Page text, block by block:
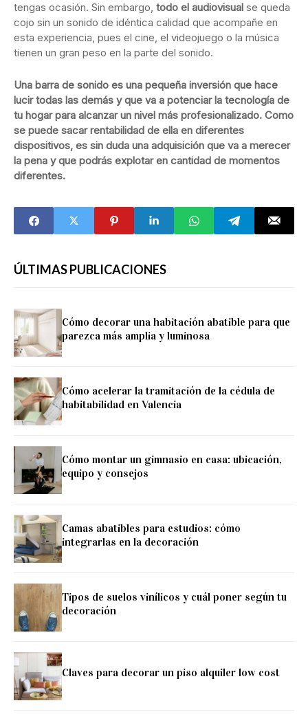
tengas ocasión. Sin embargo, todo el audiovisual se queda
cojo sin un sonido de idéntica calidad que acompañe en
esta experiencia, pues el cine, el videojuego o la música
tienen un gran peso en la parte del sonido.
Una barra de sonido es una pequeña inversión que hace
lucir todas las demás y que va a potenciar la tecnología de
tu hogar para alcanzar un nivel más profesionalizado. Como
se puede sacar rentabilidad de ella en diferentes
dispositivos, es sin duda una adquisición que va a merecer
la pena y que podrás explotar en cantidad de momentos
diferentes.
ÚLTIMAS PUBLICACIONES
Cómo decorar una habitación abatible para que
parezca más amplia y luminosa
Cómo acelerar la tramitación de la cédula de
habitabilidad en Valencia
Cómo montar un gimnasio en casa: ubicación,
equipo y consejos
Camas abatibles para estudios: cómo
integrarlas en la decoración
Tipos de suelos vinílicos y cuál poner según tu
decoración
Claves para decorar un piso alquiler low cost